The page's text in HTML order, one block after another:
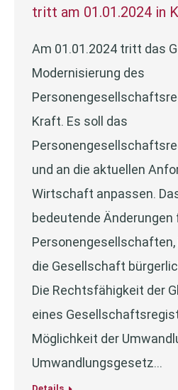
tritt am 01.01.2024 in
Am 01.01.2024 tritt das
Modernisierung des
Kraft. Es soll das
und an die aktuellen
Wirtschaft anpassen.
bedeutende Änderungen
die Gesellschaft
Die Rechtsfähigkeit der
eines
Möglichkeit der
Umwandlungsgesetz…